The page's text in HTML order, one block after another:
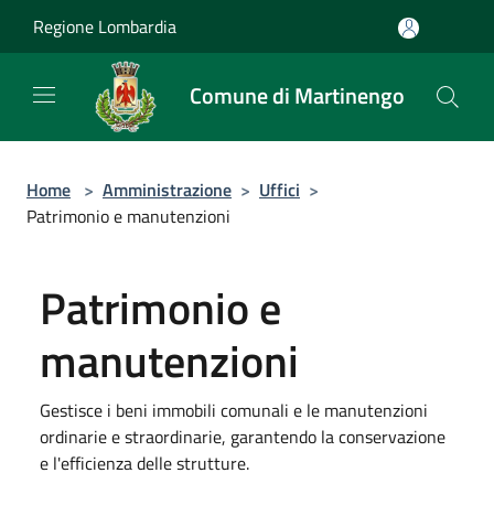
Regione Lombardia
Comune di Martinengo
Home > Amministrazione > Uffici >
Patrimonio e manutenzioni
Patrimonio e
manutenzioni
Gestisce i beni immobili comunali e le manutenzioni
ordinarie e straordinarie, garantendo la conservazione
e l'efficienza delle strutture.